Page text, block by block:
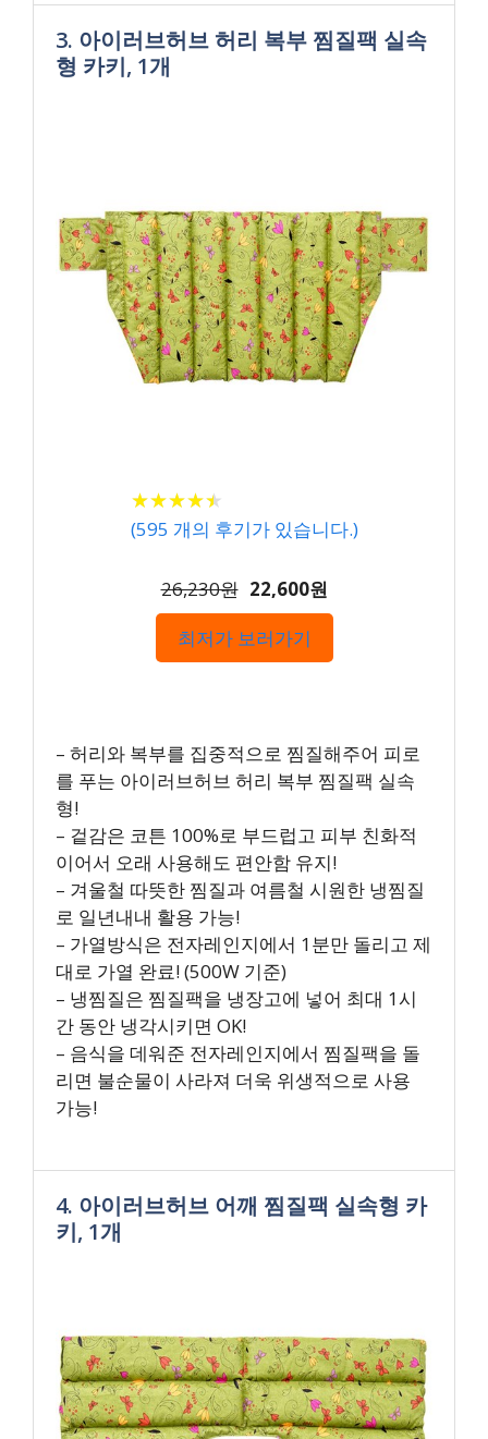
3. 아이러브허브 허리 복부 찜질팩 실속
형 카키, 1개
★★★★★
★★★★★
(595 개의 후기가 있습니다.)
26,230원 22,600원
최저가 보러가기
– 허리와 복부를 집중적으로 찜질해주어 피로
를 푸는 아이러브허브 허리 복부 찜질팩 실속
형!
– 겉감은 코튼 100%로 부드럽고 피부 친화적
이어서 오래 사용해도 편안함 유지!
– 겨울철 따뜻한 찜질과 여름철 시원한 냉찜질
로 일년내내 활용 가능!
– 가열방식은 전자레인지에서 1분만 돌리고 제
대로 가열 완료! (500W 기준)
– 냉찜질은 찜질팩을 냉장고에 넣어 최대 1시
간 동안 냉각시키면 OK!
– 음식을 데워준 전자레인지에서 찜질팩을 돌
리면 불순물이 사라져 더욱 위생적으로 사용
가능!
4. 아이러브허브 어깨 찜질팩 실속형 카
키, 1개